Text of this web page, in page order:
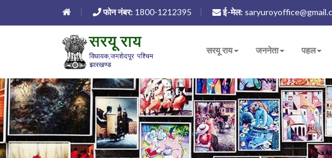
फोन नंबर: 1800-1212395 ई-मेल:
सरयू राय जननेता पहल